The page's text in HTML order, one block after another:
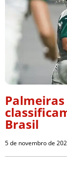
Brasil
5 de novembro de